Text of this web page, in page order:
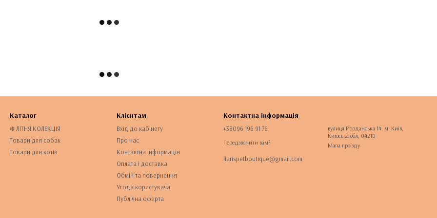
Каталог
❄️ ЛІТНЯ КОЛЕКЦІЯ
Товари для собак
Товари для котів
Клієнтам
Вхід до кабінету
Про нас
Контактна інформація
Оплата і доставка
Обмін та повернення
Угода користувача
Публічна оферта
Контактна інформація
+38096 196 91 76
Передзвонити вам?
liarispetboutique@gmail.com
вулиця Йорданська 14, м. Київ,
Київська обл, 04210
Мапа проїзду